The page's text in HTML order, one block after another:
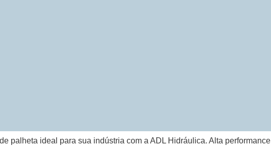
palheta ideal para sua indústria com a ADL Hidráulica. Alta